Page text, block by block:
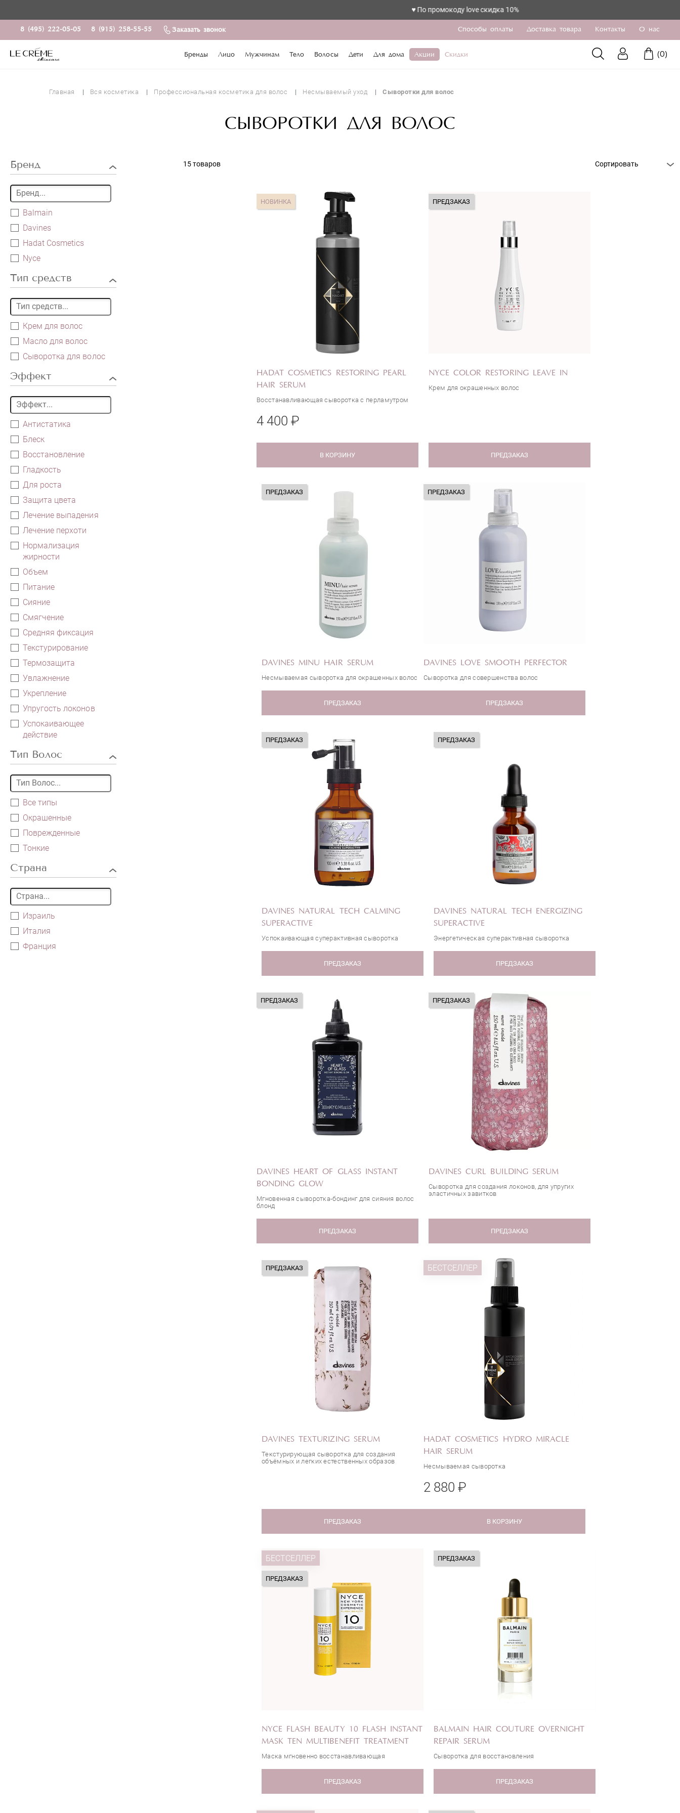
♥️ По промокоду love скидка 10%
8 (495) 222-05-05 8 (915) 258-55-55 Заказать звонок Способы оплаты Доставка товара Контакты О нас
Бренды Лицо Мужчинам Тело Волосы Дети Для дома Акции Скидки (0)
Главная Вся косметика Профессиональная косметика для волос Несмываемый уход Сыворотки для волос
СЫВОРОТКИ ДЛЯ ВОЛОС
Бренд
Balmain
Davines
Hadat Cosmetics
Nyce
Тип средств
Крем для волос
Масло для волос
Сыворотка для волос
Эффект
Антистатика
Блеск
Восстановление
Гладкость
Для роста
Защита цвета
Лечение выпадения
Лечение перхоти
Нормализация
жирности
Объем
Питание
Сияние
Смягчение
Средняя фиксация
Текстурирование
Термозащита
Увлажнение
Укрепление
Упругость локонов
Успокаивающее
действие
Тип Волос
Все типы
Окрашенные
Поврежденные
Тонкие
Страна
Израиль
Италия
Франция
15 товаров Сортировать
НОВИНКА
HADAT COSMETICS RESTORING PEARL
HAIR SERUM
Восстанавливающая сыворотка с перламутром
4 400 ₽
В КОРЗИНУ
ПРЕДЗАКАЗ
NYCE COLOR RESTORING LEAVE IN
Крем для окрашенных волос
ПРЕДЗАКАЗ
ПРЕДЗАКАЗ
DAVINES MINU HAIR SERUM
Несмываемая сыворотка для окрашенных волос
ПРЕДЗАКАЗ
ПРЕДЗАКАЗ
DAVINES LOVE SMOOTH PERFECTOR
Сыворотка для совершенства волос
ПРЕДЗАКАЗ
ПРЕДЗАКАЗ
DAVINES NATURAL TECH CALMING
SUPERACTIVE
Успокаивающая суперактивная сыворотка
ПРЕДЗАКАЗ
ПРЕДЗАКАЗ
DAVINES NATURAL TECH ENERGIZING
SUPERACTIVE
Энергетическая суперактивная сыворотка
ПРЕДЗАКАЗ
ПРЕДЗАКАЗ
DAVINES HEART OF GLASS INSTANT
BONDING GLOW
Мгновенная сыворотка-бондинг для сияния волос
блонд
ПРЕДЗАКАЗ
ПРЕДЗАКАЗ
DAVINES CURL BUILDING SERUM
Сыворотка для создания локонов, для упругих
эластичных завитков
ПРЕДЗАКАЗ
ПРЕДЗАКАЗ
DAVINES TEXTURIZING SERUM
Текстурирующая сыворотка для создания
объёмных и легких естественных образов
ПРЕДЗАКАЗ
БЕСТСЕЛЛЕР
HADAT COSMETICS HYDRO MIRACLE
HAIR SERUM
Несмываемая сыворотка
2 880 ₽
В КОРЗИНУ
БЕСТСЕЛЛЕР
ПРЕДЗАКАЗ
NYCE FLASH BEAUTY 10 FLASH INSTANT
MASK TEN MULTIBENEFIT TREATMENT
Маска мгновенно восстанавливающая
ПРЕДЗАКАЗ
ПРЕДЗАКАЗ
BALMAIN HAIR COUTURE OVERNIGHT
REPAIR SERUM
Сыворотка для восстановления
ПРЕДЗАКАЗ